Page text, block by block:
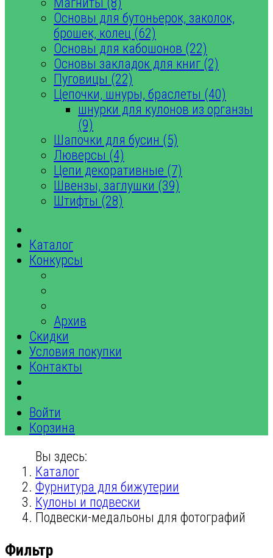
Основы для бутоньерок, заколок,
брошек, колец (62)
Основы для кабошонов (22)
Основы закладок для книг (2)
Пуговицы (22)
Цепочки, шнуры, браслеты (40)
шнурки для кулонов из органзы
(9)
Шапочки для бусин (5)
Люверсы (4)
Цепи декоративные (7)
Швензы, заглушки (39)
Штифты (28)
Каталог
Конкурсы
Архив
Скидки
Условия покупки
Контакты
Войти
Корзина
Вы здесь:
Каталог
Фурнитура для бижутерии
Кулоны и подвески
Подвески-медальоны для фотографий
Фильтр